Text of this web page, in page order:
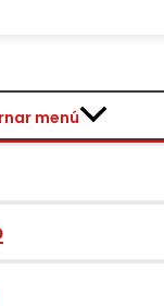
menú